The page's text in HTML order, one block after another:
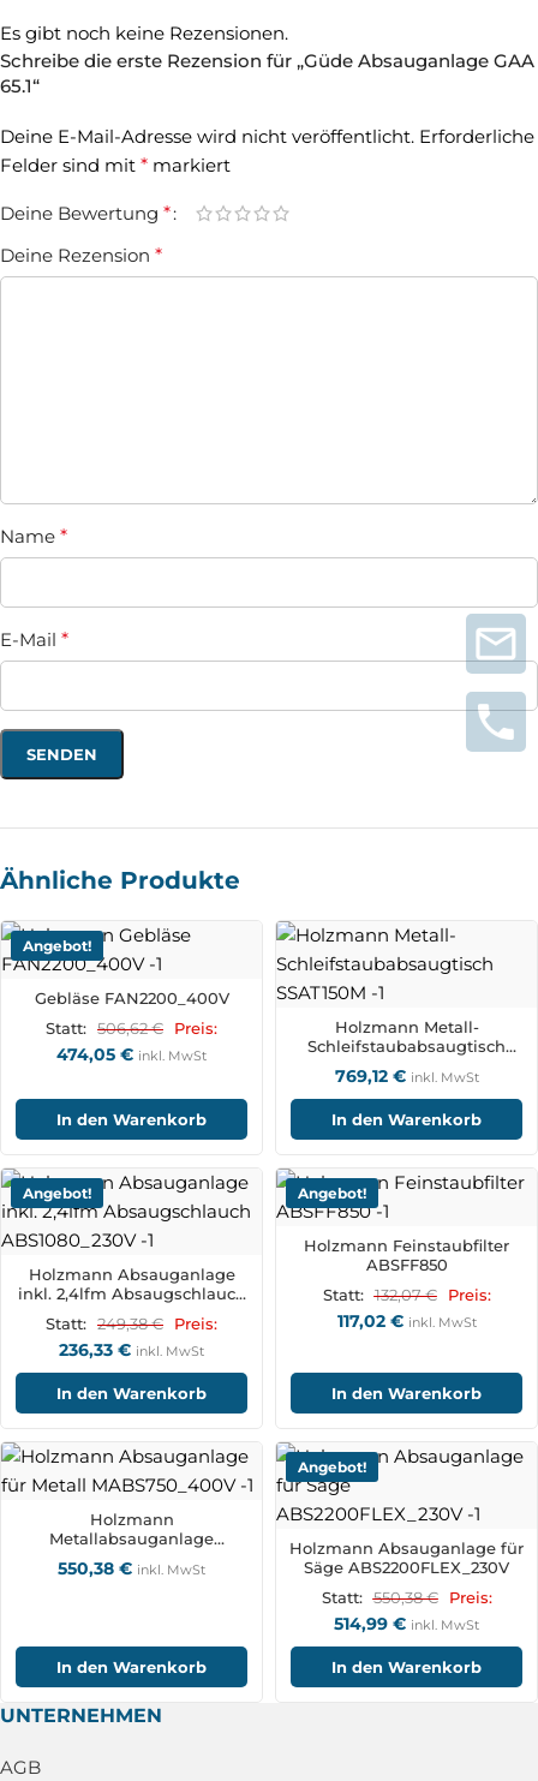
Es gibt noch keine Rezensionen.
Schreibe die erste Rezension für „Güde Absauganlage GAA
65.1“
Deine E-Mail-Adresse wird nicht veröffentlicht. Erforderliche
Felder sind mit * markiert
Deine Bewertung *
Deine Rezension *
Name *
E-Mail *
Ähnliche Produkte
Angebot!
Gebläse FAN2200_400V
Statt: 506,62€ Preis:
474,05 € inkl. MwSt
In den Warenkorb
Holzmann Metall-
Schleifstaubabsaugtisch
SSAT150M
769,12 € inkl. MwSt
In den Warenkorb
Angebot!
Holzmann Absauganlage
inkl. 2,4lfm Absaugschlauch
ABS1080_230V
Statt: 249,38€ Preis:
236,33 € inkl. MwSt
In den Warenkorb
Angebot!
Holzmann Feinstaubfilter
ABSFF850
Statt: 132,07€ Preis:
117,02 € inkl. MwSt
In den Warenkorb
Holzmann
Metallabsauganlage
MABS750_400V
550,38 € inkl. MwSt
In den Warenkorb
Angebot!
Holzmann Absauganlage für
Säge ABS2200FLEX_230V
Statt: 550,38€ Preis:
514,99 € inkl. MwSt
In den Warenkorb
UNTERNEHMEN
AGB